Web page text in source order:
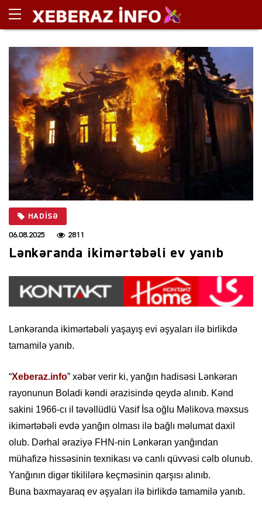
HADISƏ
06.08.2025 2811
Lənkəranda ikimərtəbəli ev yanıb
Lənkəranda ikimərtəbəli yaşayış evi əşyaları ilə birlikdə
tamamilə yanıb.
“Xeberaz.info” xəbər verir ki, yanğın hadisəsi Lənkəran
rayonunun Boladi kəndi ərazisində qeydə alınıb. Kənd
sakini 1966-cı il təvəllüdlü Vasif İsa oğlu Məlikova məxsus
ikimərtəbəli evdə yanğın olması ilə bağlı məlumat daxil
olub. Dərhal əraziyə FHN-nin Lənkəran yanğından
mühafizə hissəsinin texnikası və canlı qüvvəsi cəlb olunub.
Yanğının digər tikililərə keçməsinin qarşısı alınıb.
Buna baxmayaraq ev əşyaları ilə birlikdə tamamilə yanıb.